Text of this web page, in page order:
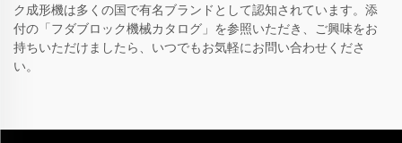
ク成形機は多くの国で有名ブランドとして認知されています。添
付の「フダブロック機械カタログ」を参照いただき、ご興味をお
持ちいただけましたら、いつでもお気軽にお問い合わせくださ
い。